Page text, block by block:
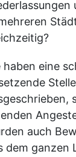
haben eine
Stelle
auch
dem ganzen